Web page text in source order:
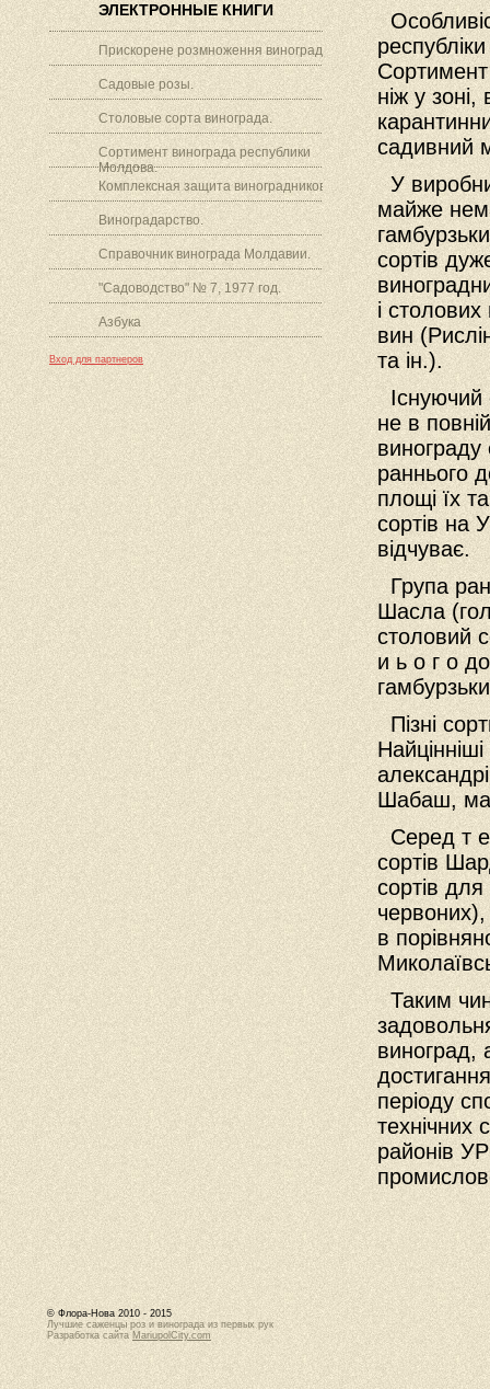
ЭЛЕКТРОННЫЕ КНИГИ
Прискорене розмноження винограду.
Садовые розы.
Столовые сорта винограда.
Сортимент винограда республики
Молдова.
Комплексная защита виноградников.
Виноградарство.
Справочник винограда Молдавии.
"Садоводство" № 7, 1977 год.
Азбука
Вход для партнеров
ніж у зоні,
садивний
У
майже
сортів
і
вин
та ін.).
Існуючий
не в
винограду
раннього
площі їх
сортів на
відчуває.
Група
Шасла
столовий
и ь о г о
Пізні
Шабаш,
Серед т е
сортів
сортів
червоних),
в
Таким
виноград,
періоду
технічних
районів
© Флора-Нова 2010 - 2015
Лучшие саженцы роз и винограда из первых рук
Разработка сайта MariupolCity.com